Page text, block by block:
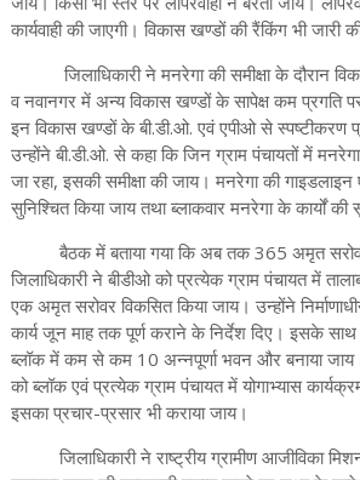
कार्यवाही की जाएगी। विकास खण्डों की रैंकिंग भी जारी
जिलाधिकारी ने मनरेगा की समीक्षा के दौरान
व नवानगर में अन्य विकास खण्डों के सापेक्ष कम प्रगति
इन विकास खण्डों के बी.डी.ओ. एवं एपीओ से स्पष्टीकरण
उन्होंने बी.डी.ओ. से कहा कि जिन ग्राम पंचायतों में
जा रहा, इसकी समीक्षा की जाय। मनरेगा की
सुनिश्चित किया जाय तथा ब्लाकवार मनरेगा के कार्यों की
बैठक में बताया गया कि अब तक 365 अमृत
जिलाधिकारी ने बीडीओ को प्रत्येक ग्राम पंचायत में
एक अमृत सरोवर विकसित किया जाय। उन्होंने
कार्य जून माह तक पूर्ण कराने के निर्देश दिए। इसके साथ
ब्लॉक में कम से कम 10 अन्नपूर्णा भवन और बनाया
को ब्लॉक एवं प्रत्येक ग्राम पंचायत में योगाभ्यास
इसका प्रचार-प्रसार भी कराया जाय।
जिलाधिकारी ने राष्ट्रीय ग्रामीण आजीविका